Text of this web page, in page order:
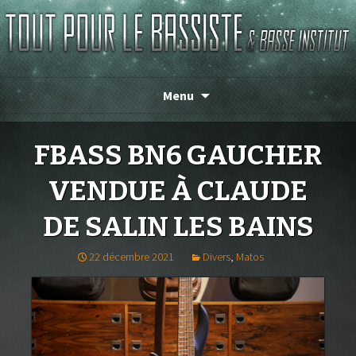
TOUT POUR LE BASSISTE
Menu
FBASS BN6 GAUCHER
VENDUE À CLAUDE
DE SALIN LES BAINS
22 décembre 2021 Divers, Matos